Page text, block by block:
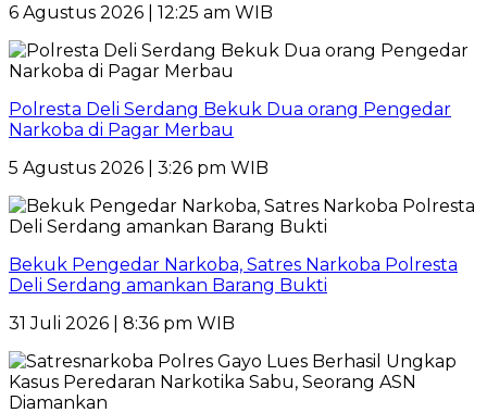
6 Agustus 2026 | 12:25 am WIB
Polresta Deli Serdang Bekuk Dua orang Pengedar
Narkoba di Pagar Merbau
5 Agustus 2026 | 3:26 pm WIB
Bekuk Pengedar Narkoba, Satres Narkoba Polresta
Deli Serdang amankan Barang Bukti
31 Juli 2026 | 8:36 pm WIB